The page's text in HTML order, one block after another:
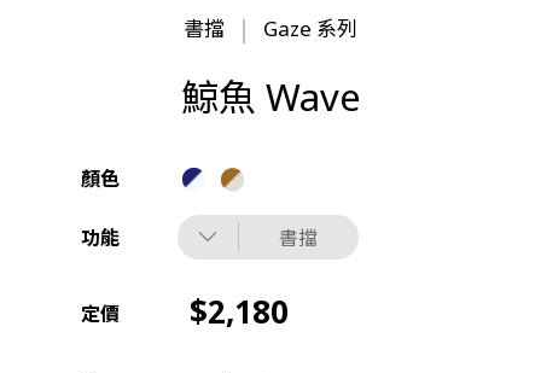
書擋 Gaze 系列
鯨魚 Wave
顏色
功能 書擋
定價 2,180